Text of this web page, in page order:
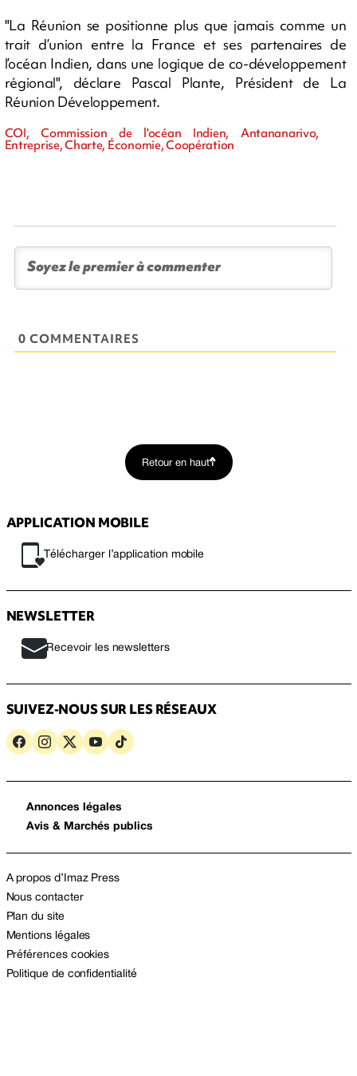
"La Réunion se positionne plus que jamais comme un
trait d’union entre la France et ses partenaires de
l’océan Indien, dans une logique de co-développement
régional", déclare Pascal Plante, Président de La
Réunion Développement.
COI, Commission de l'océan Indien, Antananarivo,
Entreprise, Charte, Économie, Coopération
0 COMMENTAIRES
Retour en haut
APPLICATION MOBILE
Télécharger l’application mobile
NEWSLETTER
Recevoir les newsletters
SUIVEZ-NOUS SUR LES RÉSEAUX
Annonces légales
Avis & Marchés publics
A propos d’Imaz Press
Nous contacter
Plan du site
Mentions légales
Préférences cookies
Politique de confidentialité